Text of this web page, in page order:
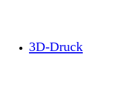
3D-Druck